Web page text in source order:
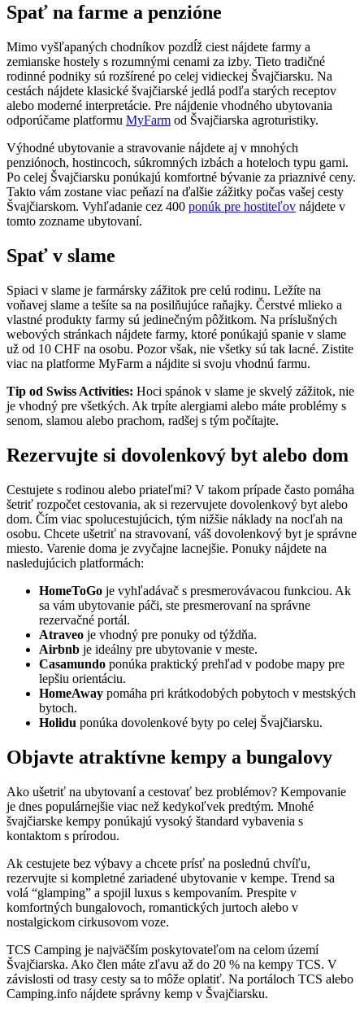
Spať na farme a penzióne
Mimo vyšľapaných chodníkov pozdĺž ciest nájdete farmy a
zemianske hostely s rozumnými cenami za izby. Tieto tradičné
rodinné podniky sú rozšírené po celej vidieckej Švajčiarsku. Na
cestách nájdete klasické švajčiarské jedlá podľa starých receptov
alebo moderné interpretácie. Pre nájdenie vhodného ubytovania
odporúčame platformu MyFarm od Švajčiarska agroturistiky.
Výhodné ubytovanie a stravovanie nájdete aj v mnohých
penziónoch, hostincoch, súkromných izbách a hoteloch typu garni.
Po celej Švajčiarsku ponúkajú komfortné bývanie za priaznivé ceny.
Takto vám zostane viac peňazí na ďalšie zážitky počas vašej cesty
Švajčiarskom. Vyhľadanie cez 400 ponúk pre hostiteľov nájdete v
tomto zozname ubytovaní.
Spať v slame
Spiaci v slame je farmársky zážitok pre celú rodinu. Ležíte na
voňavej slame a tešíte sa na posilňujúce raňajky. Čerstvé mlieko a
vlastné produkty farmy sú jedinečným pôžitkom. Na príslušných
webových stránkach nájdete farmy, ktoré ponúkajú spanie v slame
už od 10 CHF na osobu. Pozor však, nie všetky sú tak lacné. Zistite
viac na platforme MyFarm a nájdite si svoju vhodnú farmu.
Tip od Swiss Activities: Hoci spánok v slame je skvelý zážitok, nie
je vhodný pre všetkých. Ak trpíte alergiami alebo máte problémy s
senom, slamou alebo prachom, radšej s tým počítajte.
Rezervujte si dovolenkový byt alebo dom
Cestujete s rodinou alebo priateľmi? V takom prípade často pomáha
šetriť rozpočet cestovania, ak si rezervujete dovolenkový byt alebo
dom. Čím viac spolucestujúcich, tým nižšie náklady na nocľah na
osobu. Chcete ušetriť na stravovaní, váš dovolenkový byt je správne
miesto. Varenie doma je zvyčajne lacnejšie. Ponuky nájdete na
nasledujúcich platformách:
HomeToGo je vyhľadávač s presmerovávacou funkciou. Ak
sa vám ubytovanie páči, ste presmerovaní na správne
rezervačné portál.
Atraveo je vhodný pre ponuky od týždňa.
Airbnb je ideálny pre ubytovanie v meste.
Casamundo ponúka praktický prehľad v podobe mapy pre
lepšiu orientáciu.
HomeAway pomáha pri krátkodobých pobytoch v mestských
bytoch.
Holidu ponúka dovolenkové byty po celej Švajčiarsku.
Objavte atraktívne kempy a bungalovy
Ako ušetriť na ubytovaní a cestovať bez problémov? Kempovanie
je dnes populárnejšie viac než kedykoľvek predtým. Mnohé
švajčiarske kempy ponúkajú vysoký štandard vybavenia s
kontaktom s prírodou.
Ak cestujete bez výbavy a chcete prísť na poslednú chvíľu,
rezervujte si kompletné zariadené ubytovanie v kempe. Trend sa
volá “glamping” a spojil luxus s kempovaním. Prespite v
komfortných bungalovoch, romantických jurtoch alebo v
nostalgickom cirkusovom voze.
TCS Camping je najväčším poskytovateľom na celom území
Švajčiarska. Ako člen máte zľavu až do 20 % na kempy TCS. V
závislosti od trasy cesty sa to môže oplatiť. Na portáloch TCS alebo
Camping.info nájdete správny kemp v Švajčiarsku.